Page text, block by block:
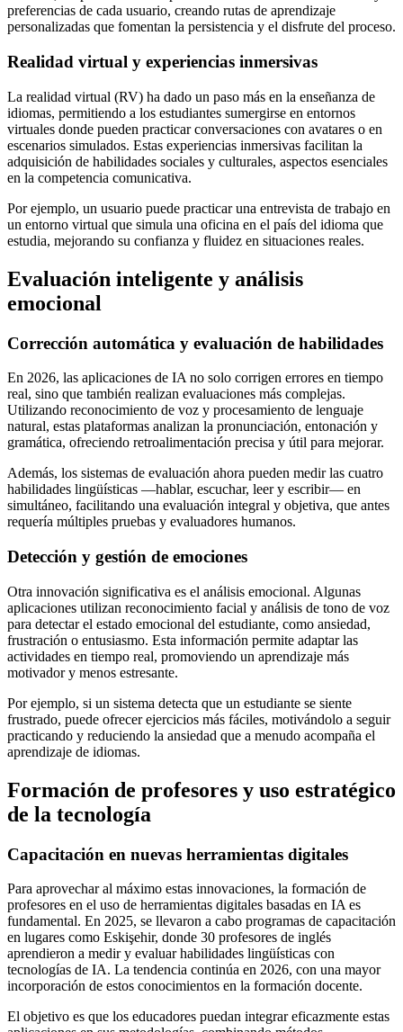
preferencias de cada usuario, creando rutas de aprendizaje
personalizadas que fomentan la persistencia y el disfrute del proceso.
Realidad virtual y experiencias inmersivas
La realidad virtual (RV) ha dado un paso más en la enseñanza de
idiomas, permitiendo a los estudiantes sumergirse en entornos
virtuales donde pueden practicar conversaciones con avatares o en
escenarios simulados. Estas experiencias inmersivas facilitan la
adquisición de habilidades sociales y culturales, aspectos esenciales
en la competencia comunicativa.
Por ejemplo, un usuario puede practicar una entrevista de trabajo en
un entorno virtual que simula una oficina en el país del idioma que
estudia, mejorando su confianza y fluidez en situaciones reales.
Evaluación inteligente y análisis
emocional
Corrección automática y evaluación de habilidades
En 2026, las aplicaciones de IA no solo corrigen errores en tiempo
real, sino que también realizan evaluaciones más complejas.
Utilizando reconocimiento de voz y procesamiento de lenguaje
natural, estas plataformas analizan la pronunciación, entonación y
gramática, ofreciendo retroalimentación precisa y útil para mejorar.
Además, los sistemas de evaluación ahora pueden medir las cuatro
habilidades lingüísticas —hablar, escuchar, leer y escribir— en
simultáneo, facilitando una evaluación integral y objetiva, que antes
requería múltiples pruebas y evaluadores humanos.
Detección y gestión de emociones
Otra innovación significativa es el análisis emocional. Algunas
aplicaciones utilizan reconocimiento facial y análisis de tono de voz
para detectar el estado emocional del estudiante, como ansiedad,
frustración o entusiasmo. Esta información permite adaptar las
actividades en tiempo real, promoviendo un aprendizaje más
motivador y menos estresante.
Por ejemplo, si un sistema detecta que un estudiante se siente
frustrado, puede ofrecer ejercicios más fáciles, motivándolo a seguir
practicando y reduciendo la ansiedad que a menudo acompaña el
aprendizaje de idiomas.
Formación de profesores y uso estratégico
de la tecnología
Capacitación en nuevas herramientas digitales
Para aprovechar al máximo estas innovaciones, la formación de
profesores en el uso de herramientas digitales basadas en IA es
fundamental. En 2025, se llevaron a cabo programas de capacitación
en lugares como Eskişehir, donde 30 profesores de inglés
aprendieron a medir y evaluar habilidades lingüísticas con
tecnologías de IA. La tendencia continúa en 2026, con una mayor
incorporación de estos conocimientos en la formación docente.
El objetivo es que los educadores puedan integrar eficazmente estas